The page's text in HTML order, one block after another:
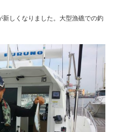
イベント情報
中古艇情報
新しくなりました。大型漁礁での釣